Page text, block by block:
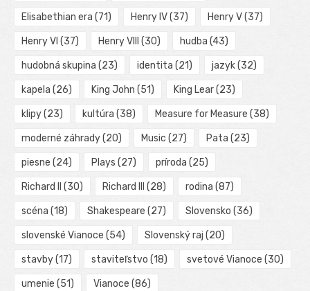
Elisabethian era (71) Henry IV(37) Henry V(37)
Henry VI (37) Henry VIII (30) hudba (43)
hudobná skupina (23) identita (21) jazyk(32)
kapela (26) King John (51) King Lear(23)
klipy(23) kultúra (38) Measure for Measure (38)
moderné záhrady(20) Music (27) Pata (23)
piesne (24) Plays (27) príroda (25)
Richard II (30) Richard III (28) rodina (87)
scéna (18) Shakespeare (27) Slovensko (36)
slovenské Vianoce (54) Slovenský raj (20)
stavby(17) staviteľstvo (18) svetové Vianoce (30)
umenie (51) Vianoce (86)